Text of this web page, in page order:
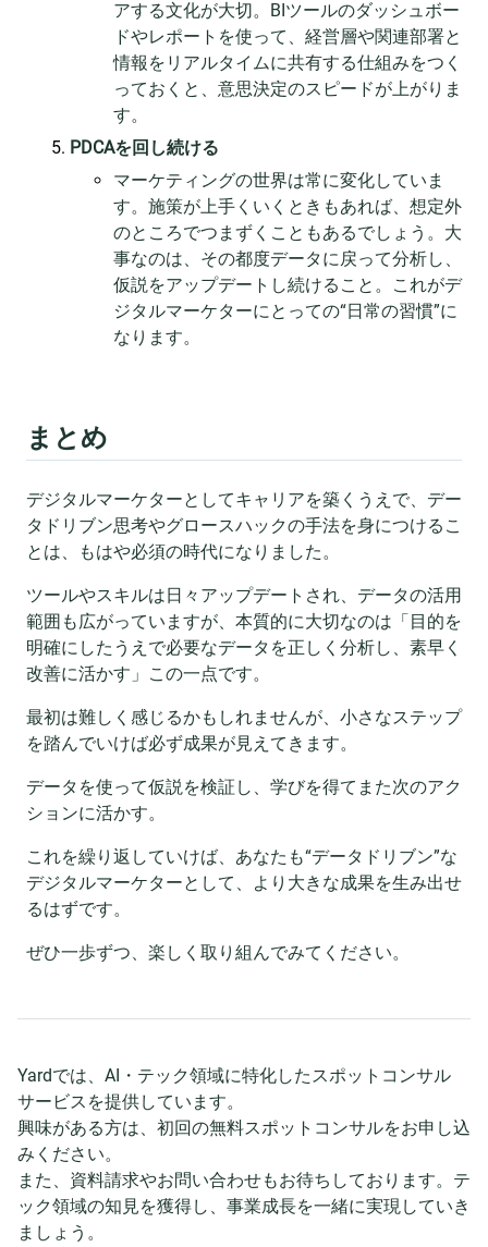
アする文化が大切。BIツールのダッシュボー
ドやレポートを使って、経営層や関連部署と
情報をリアルタイムに共有する仕組みをつく
っておくと、意思決定のスピードが上がりま
す。
PDCAを回し続ける
マーケティングの世界は常に変化していま
す。施策が上手くいくときもあれば、想定外
のところでつまずくこともあるでしょう。大
事なのは、その都度データに戻って分析し、
仮説をアップデートし続けること。これがデ
ジタルマーケターにとっての“日常の習慣”に
なります。
まとめ
デジタルマーケターとしてキャリアを築くうえで、デー
タドリブン思考やグロースハックの手法を身につけるこ
とは、もはや必須の時代になりました。
ツールやスキルは日々アップデートされ、データの活用
範囲も広がっていますが、本質的に大切なのは「目的を
明確にしたうえで必要なデータを正しく分析し、素早く
改善に活かす」この一点です。
最初は難しく感じるかもしれませんが、小さなステップ
を踏んでいけば必ず成果が見えてきます。
データを使って仮説を検証し、学びを得てまた次のアク
ションに活かす。
これを繰り返していけば、あなたも“データドリブン”な
デジタルマーケターとして、より大きな成果を生み出せ
るはずです。
ぜひ一歩ずつ、楽しく取り組んでみてください。
Yardでは、AI・テック領域に特化したスポットコンサル
サービスを提供しています。
興味がある方は、初回の無料スポットコンサルをお申し込
みください。
また、資料請求やお問い合わせもお待ちしております。テ
ック領域の知見を獲得し、事業成長を一緒に実現していき
ましょう。